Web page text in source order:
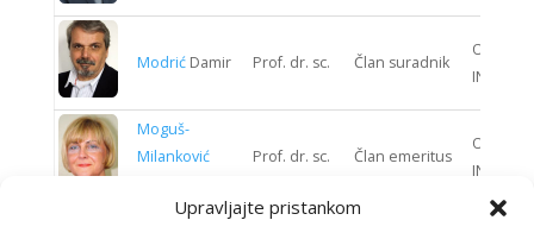
Upravljajte pristankom
Modrić Damir Prof. dr. sc. Član suradnik
ODJEL
Moguš-
Milanković
Prof. dr. sc. Član emeritus
ODJEL
ODJEL